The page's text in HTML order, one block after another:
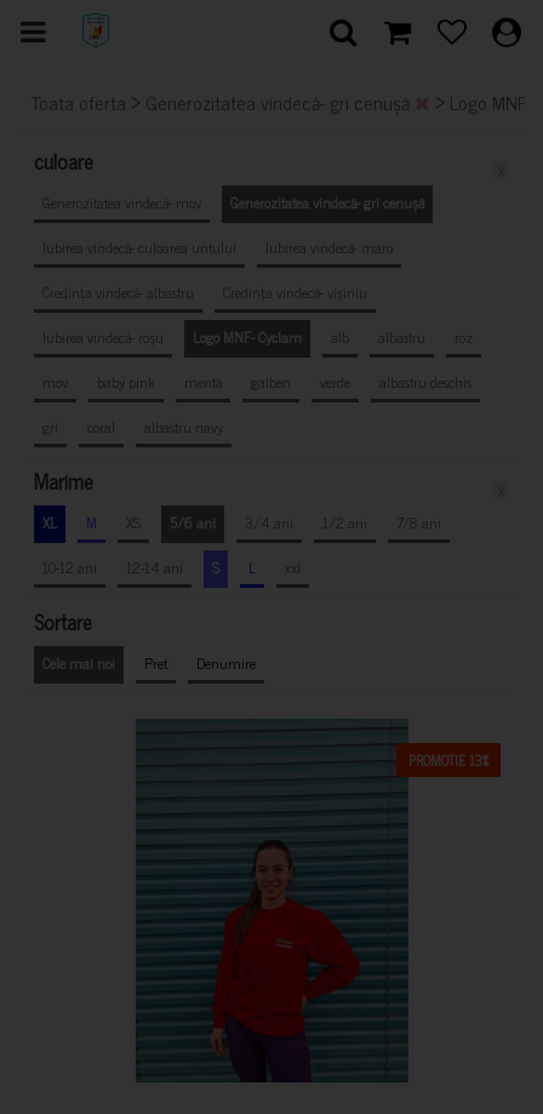
Toata oferta > Generozitatea vindecă- gri cenușă > Logo
culoare
Generozitatea vindecă- mov
Generozitatea vindecă- gri cenușă
Iubirea vindecă- culoarea untului
Iubirea vindecă- maro
Credința vindecă- albastru
Credința vindecă- vișiniu
Iubirea vindecă- roșu
Logo MNF- Cyclam alb albastru
roz
mov
baby pink mentă galben verde
albastru deschis
gri
coral albastru navy
Marime
XL M XS 5/6 ani 3/4 ani 1/2 ani
7/8 ani
10-12 ani
12-14 ani S L xxl
Sortare
Cele mai noi Pret Denumire
PROMOTIE 13%